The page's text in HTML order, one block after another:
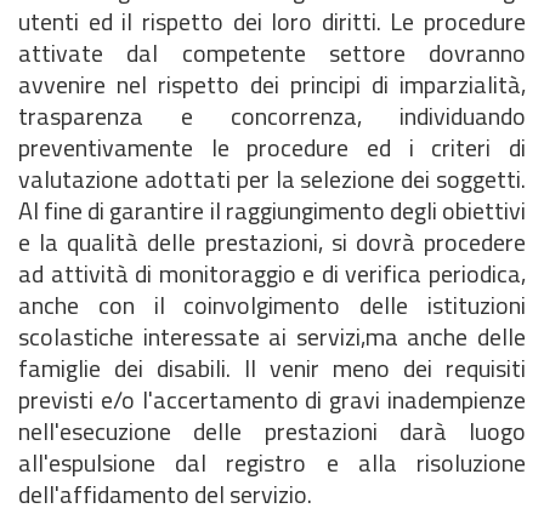
utenti ed il rispetto dei loro diritti. Le procedure
attivate dal competente settore dovranno
avvenire nel rispetto dei principi di imparzialità,
trasparenza e concorrenza, individuando
preventivamente le procedure ed i criteri di
valutazione adottati per la selezione dei soggetti.
Al fine di garantire il raggiungimento degli obiettivi
e la qualità delle prestazioni, si dovrà procedere
ad attività di monitoraggio e di verifica periodica,
anche con il coinvolgimento delle istituzioni
scolastiche interessate ai servizi,ma anche delle
famiglie dei disabili. Il venir meno dei requisiti
previsti e/o l'accertamento di gravi inadempienze
nell'esecuzione delle prestazioni darà luogo
all'espulsione dal registro e alla risoluzione
dell'affidamento del servizio.